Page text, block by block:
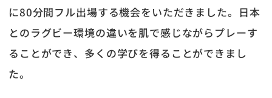
に80分間フル出場する機会をいただきました。日本
とのラグビー環境の違いを肌で感じながらプレーす
ることができ、多くの学びを得ることができまし
た。